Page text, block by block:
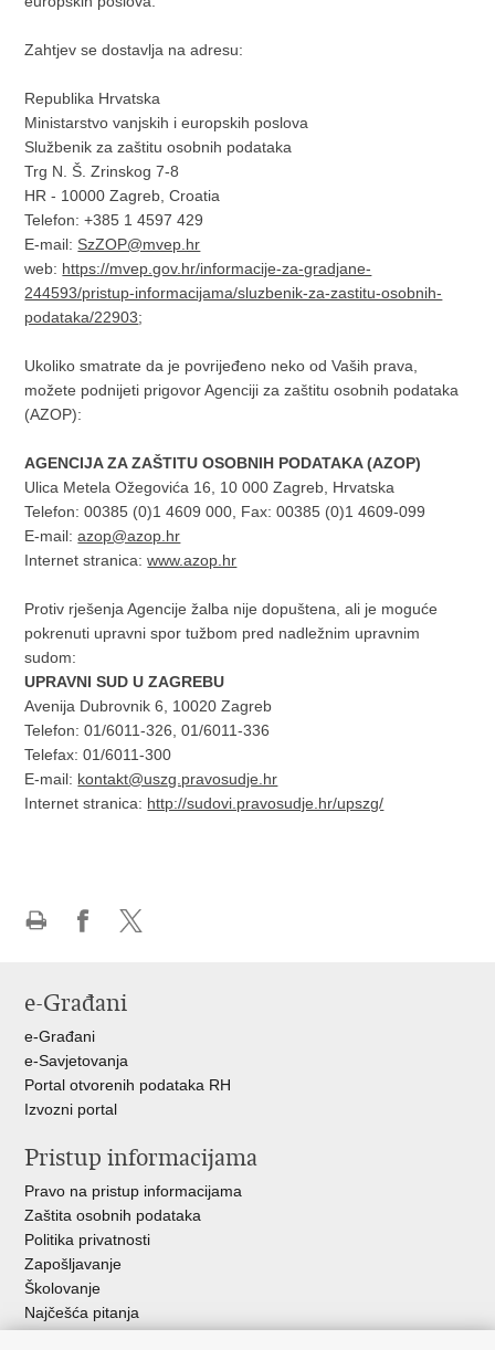
Zahtjev se dostavlja na adresu:
Republika Hrvatska
Ministarstvo vanjskih i europskih poslova
Službenik za zaštitu osobnih podataka
Trg N. Š. Zrinskog 7‑8
HR - 10000 Zagreb, Croatia
Telefon: +385 1 4597 429
E‑mail: SzZOP@mvep.hr
web: https://mvep.gov.hr/informacije-za-gradjane-
244593/pristup-informacijama/sluzbenik-za-zastitu-osobnih-
podataka/22903;
Ukoliko smatrate da je povrijeđeno neko od Vaših prava,
možete podnijeti prigovor Agenciji za zaštitu osobnih podataka
(AZOP):
AGENCIJA ZA ZAŠTITU OSOBNIH PODATAKA (AZOP)
Ulica Metela Ožegovića 16, 10 000 Zagreb, Hrvatska
Telefon: 00385 (0)1 4609 000, Fax: 00385 (0)1 4609-099
E-mail:azop@azop.hr
Internet stranica:www.azop.hr
Protiv rješenja Agencije žalba nije dopuštena, ali je moguće
pokrenuti upravni spor tužbom pred nadležnim upravnim
sudom:
UPRAVNI SUD U ZAGREBU
Avenija Dubrovnik 6, 10020 Zagreb
Telefon: 01/6011-326, 01/6011-336
Telefax: 01/6011-300
E-mail: kontakt@uszg.pravosudje.hr
Internet stranica: http://sudovi.pravosudje.hr/upszg/
Facebooku
X-
e-Građani
e-Građani
e-Savjetovanja
Portal otvorenih podataka RH
Izvozni portal
Pristup informacijama
Pravo na pristup informacijama
Zaštita osobnih podataka
Politika privatnosti
Zapošljavanje
Školovanje
Najčešća pitanja